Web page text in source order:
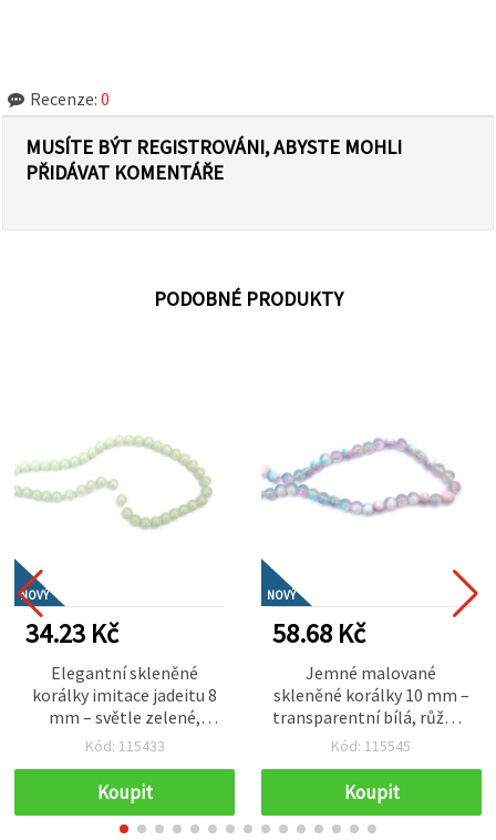
Recenze: 0
MUSÍTE BÝT REGISTROVÁNI, ABYSTE MOHLI
PŘIDÁVAT KOMENTÁŘE
PODOBNÉ PRODUKTY
NOVÝ
34.23 Kč
Elegantní skleněné
korálky imitace jadeitu 8
mm – světle zelené,
průvlek 1 mm, šňůra cca
jemných šperků a
přírodně laděné
handmade tvoření
Kód: 115433
Koupit
NOVÝ
58.68 Kč
Jemné malované
skleněné korálky 10 mm –
transparentní bílá, růžová
a modrá s bílou malbou,
85 ks – ideální na výrobu
něžných romantických
šperků
Kód: 115545
Koupit